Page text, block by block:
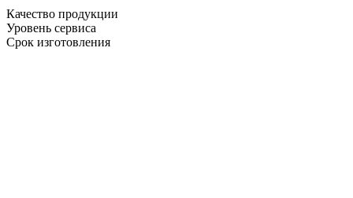
Качество продукции
Уровень сервиса
Срок изготовления